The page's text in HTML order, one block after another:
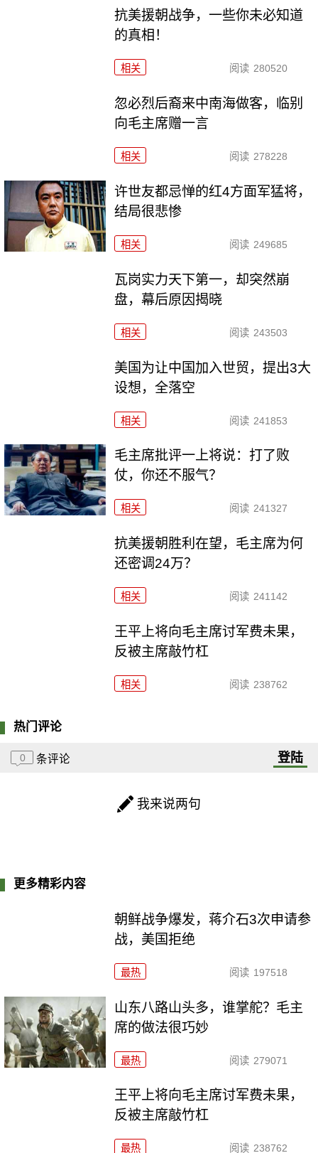
抗美援朝战争，一些你未必知道
的真相！
相关 阅读 280520
忽必烈后裔来中南海做客，临别
向毛主席赠一言
相关 阅读 278228
许世友都忌惮的红4方面军猛将，
结局很悲惨
相关 阅读 249685
瓦岗实力天下第一，却突然崩
盘，幕后原因揭晓
相关 阅读 243503
美国为让中国加入世贸，提出3大
设想，全落空
相关 阅读 241853
毛主席批评一上将说：打了败
仗，你还不服气？
相关 阅读 241327
抗美援朝胜利在望，毛主席为何
还密调24万？
相关 阅读 241142
王平上将向毛主席讨军费未果，
反被主席敲竹杠
相关 阅读 238762
热门评论
0 条评论 登陆
我来说两句
更多精彩内容
朝鲜战争爆发，蒋介石3次申请参
战，美国拒绝
最热 阅读 197518
山东八路山头多，谁掌舵？毛主
席的做法很巧妙
最热 阅读 279071
王平上将向毛主席讨军费未果，
反被主席敲竹杠
最热 阅读 238762